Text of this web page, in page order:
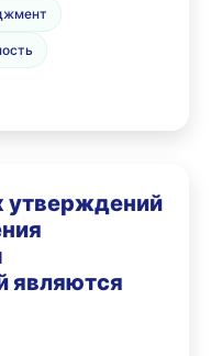
утверждений
являются